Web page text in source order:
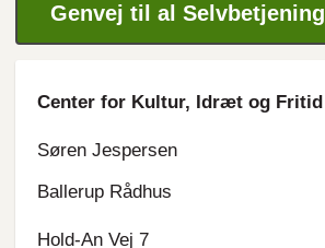
Genvej til al Selvbetjening
Center for Kultur, Idræt og Fritid
Søren Jespersen
Ballerup Rådhus
Hold-An Vej 7